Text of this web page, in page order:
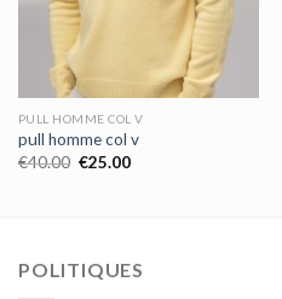
PULL HOMME COL V
pull homme col v
€40.00 €25.00
POLITIQUES